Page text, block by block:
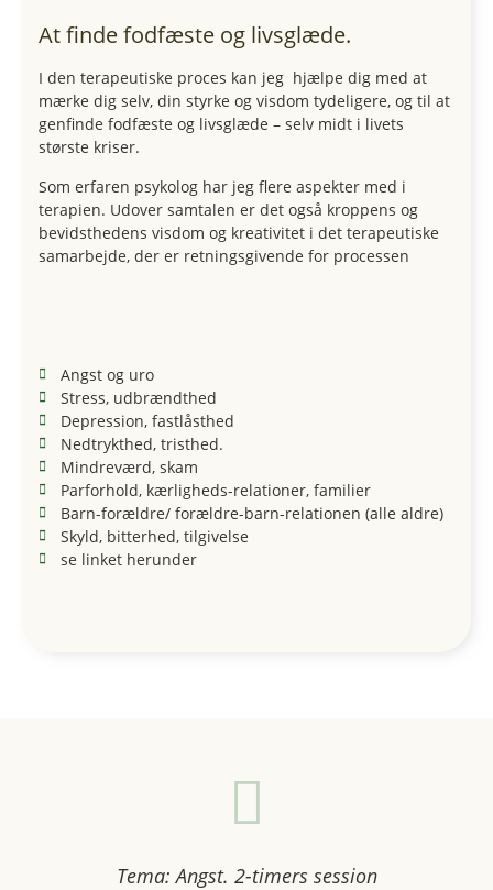
At finde fodfæste og livsglæde.
I den terapeutiske proces kan jeg hjælpe dig med at
mærke dig selv, din styrke og visdom tydeligere, og til at
genfinde fodfæste og livsglæde – selv midt i livets
største kriser.
Som erfaren psykolog har jeg flere aspekter med i
terapien. Udover samtalen er det også kroppens og
bevidsthedens visdom og kreativitet i det terapeutiske
samarbejde, der er retningsgivende for processen
Angst og uro
Stress, udbrændthed
Depression, fastlåsthed
Nedtrykthed, tristhed.
Mindreværd, skam
Parforhold, kærligheds-relationer, familier
Barn-forældre/ forældre-barn-relationen (alle aldre)
Skyld, bitterhed, tilgivelse
se linket herunder
Tema: Angst. 2-timers session